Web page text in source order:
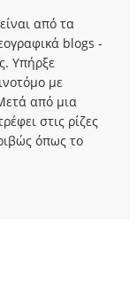
από τα
blogs -
Υπήρξε
με
από μια
στις ρίζες
όπως το